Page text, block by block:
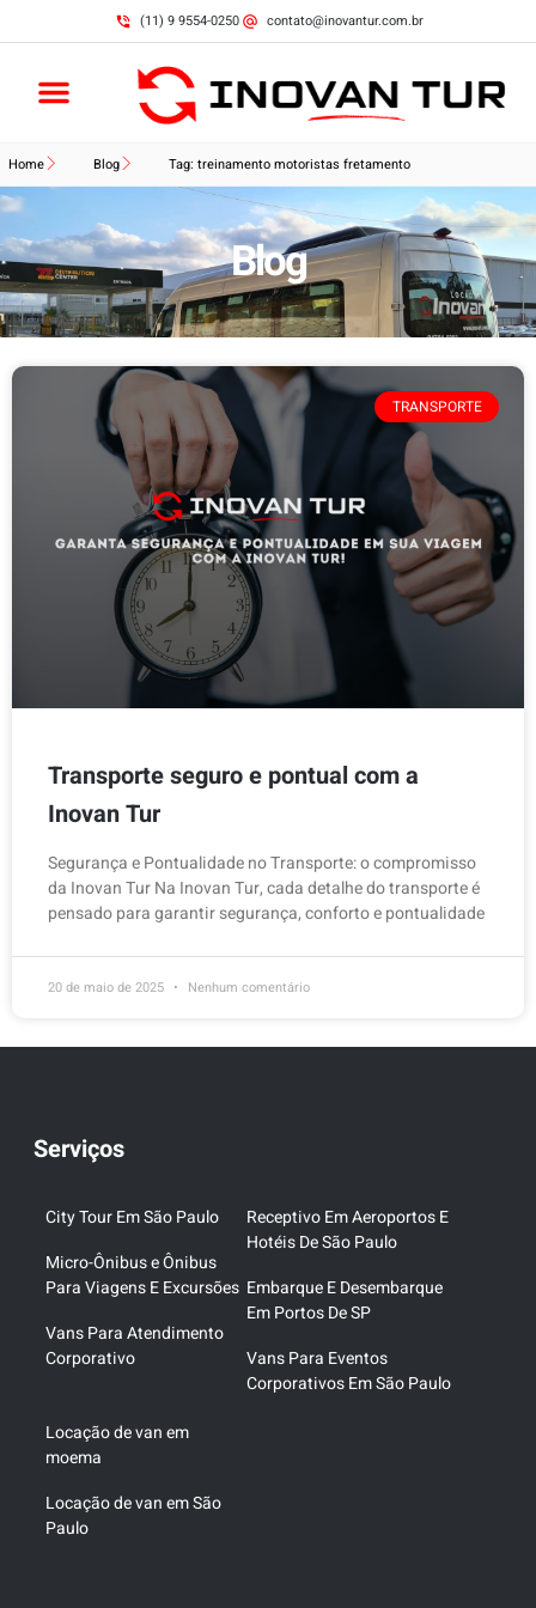
(11) 9 9554-0250 contato@inovantur.com.br
Home Blog Tag: treinamento motoristas fretamento
Blog
TRANSPORTE
Transporte seguro e pontual com a
Inovan Tur
Segurança e Pontualidade no Transporte: o compromisso
da Inovan Tur Na Inovan Tur, cada detalhe do transporte é
pensado para garantir segurança, conforto e pontualidade
20 de maio de 2025 Nenhum comentário
Serviços
City Tour Em São Paulo
Micro-Ônibus e Ônibus
Para Viagens E Excursões
Vans Para Atendimento
Corporativo
Receptivo Em Aeroportos E
Hotéis De São Paulo
Embarque E Desembarque
Em Portos De SP
Vans Para Eventos
Corporativos Em São Paulo
Locação de van em
moema
Locação de van em São
Paulo